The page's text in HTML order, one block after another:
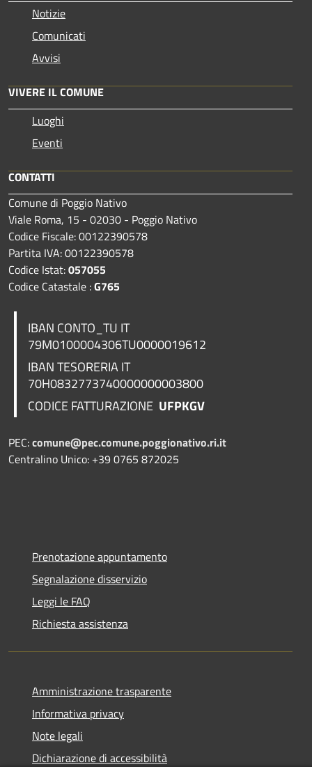
Notizie
Comunicati
Avvisi
VIVERE IL COMUNE
Luoghi
Eventi
CONTATTI
Comune di Poggio Nativo
Viale Roma, 15 - 02030 - Poggio Nativo
Codice Fiscale: 00122390578
Partita IVA: 00122390578
Codice Istat:057055
Codice Catastale :G765
IBAN CONTO_TU IT
79M0100004306TU0000019612
IBAN TESORERIAIT
70H0832773740000000003800
CODICE FATTURAZIONE UFPKGV
PEC:comune@pec.comune.poggionativo.ri.it
Centralino Unico: +39 0765 872025
Prenotazione appuntamento
Segnalazione disservizio
Leggi le FAQ
Richiesta assistenza
Amministrazione trasparente
Informativa privacy
Note legali
Dichiarazione di accessibilità